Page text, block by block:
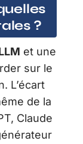
?
et une
sur le
L’écart
de la
Claude